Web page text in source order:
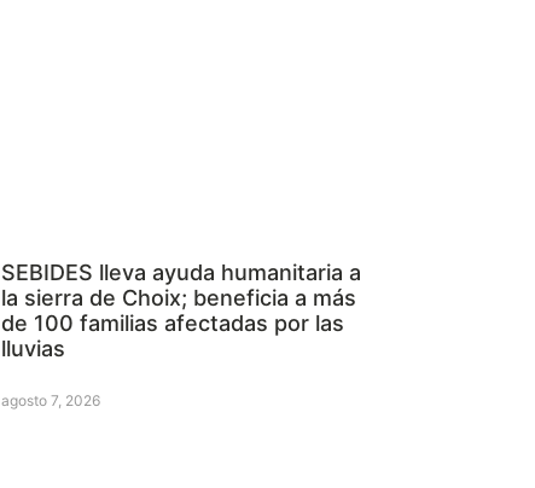
SEBIDES lleva ayuda humanitaria a
la sierra de Choix; beneficia a más
de 100 familias afectadas por las
lluvias
agosto 7, 2026